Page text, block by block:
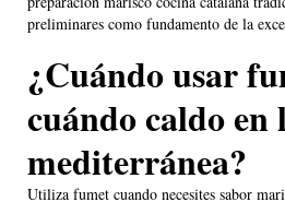
preliminares como fundamento de la
¿Cuándo usar
cuándo caldo en
mediterránea?
Utiliza fumet cuando necesites sabor